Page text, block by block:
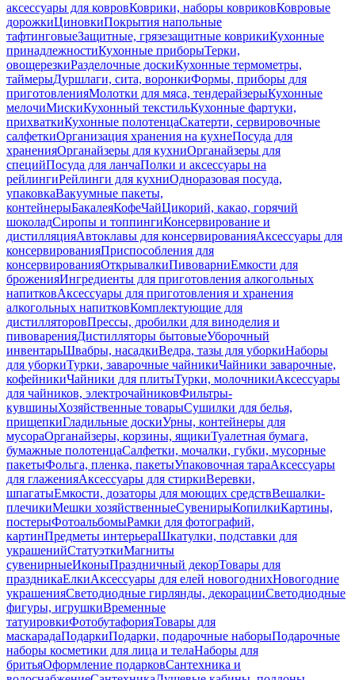
аксессуары для ковровКоврики, наборы ковриковКовровые
дорожкиЦиновкиПокрытия напольные
тафтинговыеЗащитные, грязезащитные коврикиКухонные
принадлежностиКухонные приборыТерки,
овощерезкиРазделочные доскиКухонные термометры,
таймерыДуршлаги, сита, воронкиФормы, приборы для
приготовленияМолотки для мяса, тендерайзерыКухонные
мелочиМискиКухонный текстильКухонные фартуки,
прихваткиКухонные полотенцаСкатерти, сервировочные
салфеткиОрганизация хранения на кухнеПосуда для
храненияОрганайзеры для кухниОрганайзеры для
специйПосуда для ланчаПолки и аксессуары на
рейлингиРейлинги для кухниОдноразовая посуда,
упаковкаВакуумные пакеты,
контейнерыБакалеяКофеЧайЦикорий, какао, горячий
шоколадСиропы и топпингиКонсервирование и
дистилляцияАвтоклавы для консервированияАксессуары для
консервированияПриспособления для
консервированияОткрывалкиПивоварниЕмкости для
броженияИнгредиенты для приготовления алкогольных
напитковАксессуары для приготовления и хранения
алкогольных напитковКомплектующие для
дистилляторовПрессы, дробилки для виноделия и
пивоваренияДистилляторы бытовыеУборочный
инвентарьШвабры, насадкиВедра, тазы для уборкиНаборы
для уборкиТурки, заварочные чайникиЧайники заварочные,
кофейникиЧайники для плитыТурки, молочникиАксессуары
для чайников, электрочайниковФильтры-
кувшиныХозяйственные товарыСушилки для белья,
прищепкиГладильные доскиУрны, контейнеры для
мусораОрганайзеры, корзины, ящикиТуалетная бумага,
бумажные полотенцаСалфетки, мочалки, губки, мусорные
пакетыФольга, пленка, пакетыУпаковочная тараАксессуары
для глаженияАксессуары для стиркиВеревки,
шпагатыЕмкости, дозаторы для моющих средствВешалки-
плечикиМешки хозяйственныеСувенирыКопилкиКартины,
постерыФотоальбомыРамки для фотографий,
картинПредметы интерьераШкатулки, подставки для
украшенийСтатуэткиМагниты
сувенирныеИконыПраздничный декорТовары для
праздникаЕлкиАксессуары для елей новогоднихНовогодние
украшенияСветодиодные гирлянды, декорацииСветодиодные
фигуры, игрушкиВременные
татуировкиФотобутафорияТовары для
маскарадаПодаркиПодарки, подарочные наборыПодарочные
наборы косметики для лица и телаНаборы для
бритьяОформление подарковСантехника и